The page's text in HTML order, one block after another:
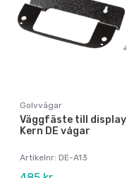
Golvvågar
Väggfäste till display
Kern DE vågar
Artikelnr: DE-A13